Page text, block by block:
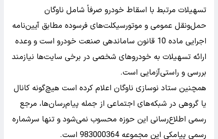
تسهیلات مرتبط با اسقاط خودرو صرفاً شامل ناوگان
حمل‌ونقل عمومی و موتورسیکلت‌های فرسوده مطابق آیین‌نامه
اجرایی ماده 10 قانون ساماندهی صنعت خودرو است و وعده
ارائه تسهیلات به خودروهای شخصی در برخی سایت‌ها نیازمند
بررسی و راستی‌آزمایی است.
همچنین ستاد نوسازی ناوگان اعلام کرده است هیچ‌گونه کانال
یا گروهی در شبکه‌های اجتماعی از جمله پیام‌رسان‌ها، مرجع
رسمی اطلاع‌رسانی این حوزه محسوب نمی‌شود و تنها سرشماره
رسمی پیامکی این مجموعه 983000364 است.